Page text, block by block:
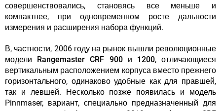
совершенствовались, становясь все меньше и
компактнее, при одновременном росте дальности
измерения и расширения набора функций.
В, частности, 2006 году на рынок вышли революционные
модели Rangemaster CRF 900 и 1200, отличающиеся
вертикальным расположением корпуса вместо прежнего
горизонтального, одинаково удобные как для правшей,
так и левшей. Несколько позже появилась и модель
Pinnmaser, вариант, специально предназначенный для